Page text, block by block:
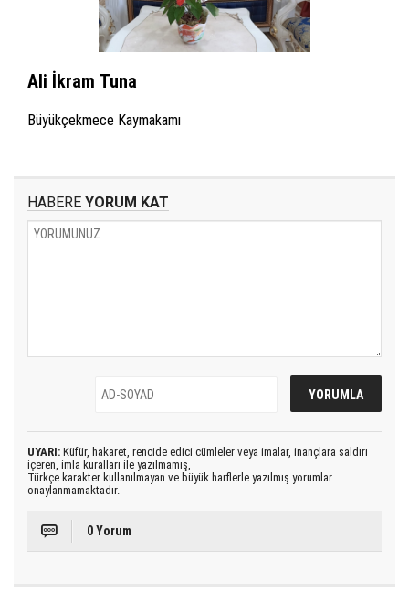
Ali İkram Tuna
Büyükçekmece Kaymakamı
HABERE YORUM KAT
UYARI: Küfür, hakaret, rencide edici cümleler veya imalar, inançlara saldırı
içeren, imla kuralları ile yazılmamış,
Türkçe karakter kullanılmayan ve büyük harflerle yazılmış yorumlar
onaylanmamaktadır.
0 Yorum